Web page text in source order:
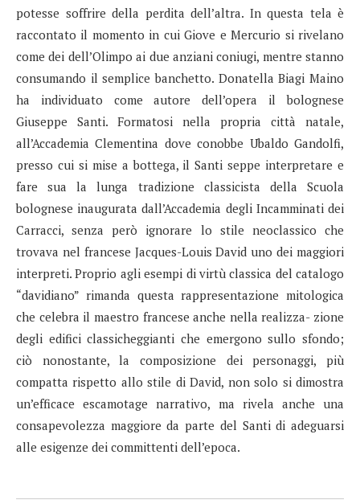
potesse soffrire della perdita dell’altra. In questa tela è
raccontato il momento in cui Giove e Mercurio si rivelano
come dei dell’Olimpo ai due anziani coniugi, mentre stanno
consumando il semplice banchetto. Donatella Biagi Maino
ha individuato come autore dell’opera il bolognese
Giuseppe Santi. Formatosi nella propria città natale,
all’Accademia Clementina dove conobbe Ubaldo Gandolfi,
presso cui si mise a bottega, il Santi seppe interpretare e
fare sua la lunga tradizione classicista della Scuola
bolognese inaugurata dall’Accademia degli Incamminati dei
Carracci, senza però ignorare lo stile neoclassico che
trovava nel francese Jacques-Louis David uno dei maggiori
interpreti. Proprio agli esempi di virtù classica del catalogo
“davidiano” rimanda questa rappresentazione mitologica
che celebra il maestro francese anche nella realizza- zione
degli edifici classicheggianti che emergono sullo sfondo;
ciò nonostante, la composizione dei personaggi, più
compatta rispetto allo stile di David, non solo si dimostra
un’efficace escamotage narrativo, ma rivela anche una
consapevolezza maggiore da parte del Santi di adeguarsi
alle esigenze dei committenti dell’epoca.